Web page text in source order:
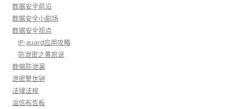
数据安全前沿
数据安全小剧场
数据安全视点
IP-guard应用攻略
防泄密之黄凯说
数据防泄漏
泄密警世钟
法律法规
溢信布告板